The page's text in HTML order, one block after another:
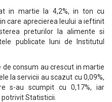
in martie la 4,2%, in ton cu
care aprecierea leului a ieftinit
preturilor la alimente si
publicate luni de Institutul
de consum au crescut in martie
la servicii au scazut cu 0,09%,
s-au scumpit cu 0,17%, iar
Statisticii.